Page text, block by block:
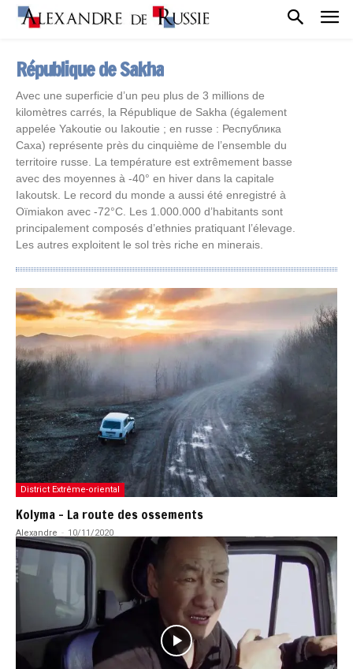
République de Sakha
Avec une superficie d’un peu plus de 3 millions de
kilomètres carrés, la République de Sakha (également
appelée Yakoutie ou Iakoutie ; en russe : Республика
Саха) représente près du cinquième de l’ensemble du
territoire russe. La température est extrêmement basse
avec des moyennes à -40° en hiver dans la capitale
Iakoutsk. Le record du monde a aussi été enregistré à
Oïmiakon avec -72°C. Les 1.000.000 d’habitants sont
principalement composés d’ethnies pratiquant l’élevage.
Les autres exploitent le sol très riche en minerais.
District Extrême-oriental
Kolyma – La route des ossements
Alexandre - 10/11/2020